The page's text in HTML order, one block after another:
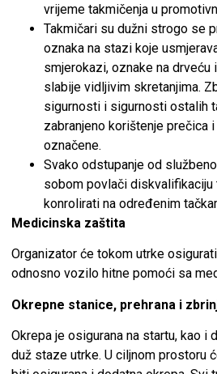
vrijeme takmičenja u
Takmičari su dužni strogo se
oznaka na stazi koje
smjerokazi, oznake na drveću
slabije vidljivim skretanjima.
sigurnosti i sigurnosti ostalih
zabranjeno korištenje prečica
označene.
Svako odstupanje od
sobom povlači
konrolirati na određenim
Medicinska zaštita
Organizator će tokom utrke
odnosno vozilo hitne pomoći sa
Okrepne stanice, prehrana i
Okrepa je osigurana na startu, kao i
duž staze utrke. U ciljnom prostoru